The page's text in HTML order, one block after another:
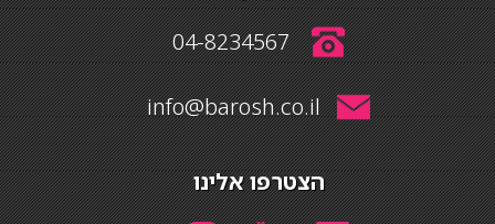
04-8234567
info@barosh.co.il
הצטרפו אלינו